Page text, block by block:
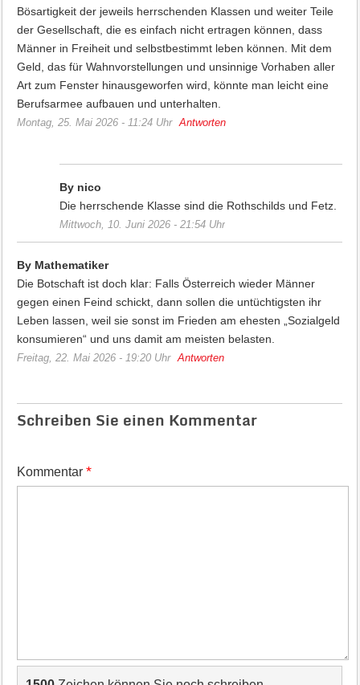
Bösartigkeit der jeweils herrschenden Klassen und weiter Teile
der Gesellschaft, die es einfach nicht ertragen können, dass
Männer in Freiheit und selbstbestimmt leben können. Mit dem
Geld, das für Wahnvorstellungen und unsinnige Vorhaben aller
Art zum Fenster hinausgeworfen wird, könnte man leicht eine
Berufsarmee aufbauen und unterhalten.
Montag, 25. Mai 2026 - 11:24 Uhr Antworten
By nico
Die herrschende Klasse sind die Rothschilds und Fetz.
Mittwoch, 10. Juni 2026 - 21:54 Uhr
By Mathematiker
Die Botschaft ist doch klar: Falls Österreich wieder Männer
gegen einen Feind schickt, dann sollen die untüchtigsten ihr
Leben lassen, weil sie sonst im Frieden am ehesten „Sozialgeld
konsumieren“ und uns damit am meisten belasten.
Freitag, 22. Mai 2026 - 19:20 Uhr Antworten
Schreiben Sie einen Kommentar
Kommentar *